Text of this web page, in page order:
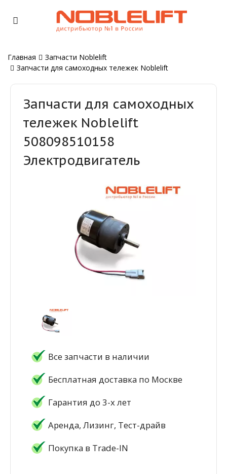
Главная
Запчасти Noblelift
Запчасти для самоходных тележек Noblelift
Запчасти для самоходных
тележек Noblelift
508098510158
Электродвигатель
Все запчасти в наличии
Бесплатная доставка по Москве
Гарантия до 3-х лет
Аренда, Лизинг, Тест-драйв
Покупка в Trade-IN